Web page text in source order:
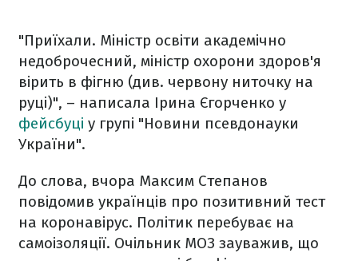
"Приїхали. Міністр освіти академічно
недоброчесний, міністр охорони здоров'я
вірить в фігню (див. червону ниточку на
руці)", – написала Ірина Єгорченко у
фейсбуці у групі "Новини псевдонауки
України".
До слова, вчора Максим Степанов
повідомив українців про позитивний тест
на коронавірус. Політик перебуває на
самоізоляції. Очільник МОЗ зауважив, що